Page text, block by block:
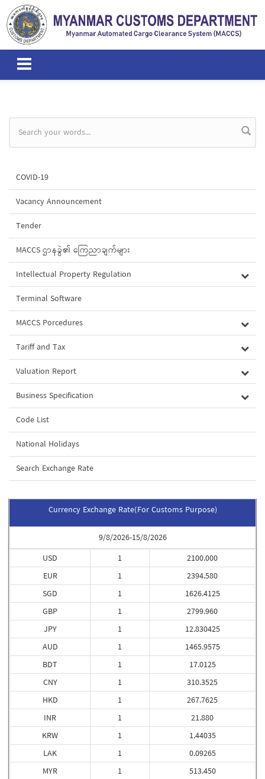
Skip to main content
Search form
COVID-19
Vacancy Announcement
Tender
MACCS ဌာနခွဲ၏ ကြေညာချက်များ
Intellectual Property Regulation
Terminal Software
MACCS Porcedures
Tariff and Tax
Valuation Report
Business Specification
Code List
National Holidays
Search Exchange Rate
Currency Exchange Rate(For Customs Purpose)
9/8/2026-15/8/2026
USD
EUR
SGD
GBP
JPY
AUD
BDT
CNY
HKD
INR
KRW
LAK
MYR
1
1
1
1
1
1
1
1
1
1
1
1
1
2100.000
2394.580
1626.4125
2799.960
12.830425
1465.9575
17.0125
310.3525
267.7625
21.880
1.44035
0.09265
513.450